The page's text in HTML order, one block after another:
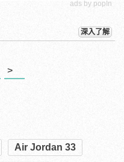
ads by popIn
深入了解
>
Air Jordan 33